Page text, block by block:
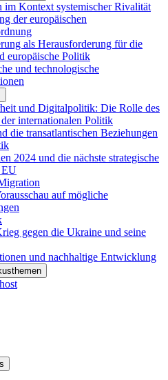
im Kontext systemischer Rivalität
der europäischen
als Herausforderung für die
europäische Politik
und technologische
und Digitalpolitik: Die Rolle des
internationalen Politik
die transatlantischen Beziehungen
2024 und die nächste strategische
EU
auf mögliche
gegen die Ukraine und seine
und nachhaltige Entwicklung